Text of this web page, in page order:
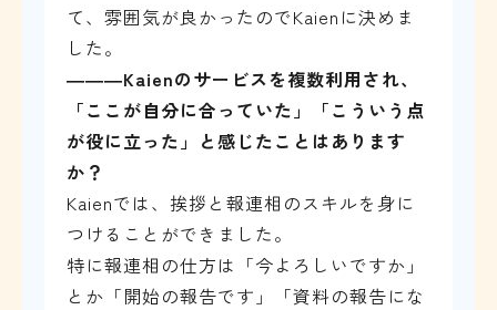
て、雰囲気が良かったのでKaienに決めま
した。
―――Kaienのサービスを複数利用され、
「ここが自分に合っていた」「こういう点
が役に立った」と感じたことはあります
か？
Kaienでは、挨拶と報連相のスキルを身に
つけることができました。
特に報連相の仕方は「今よろしいですか」
とか「開始の報告です」「資料の報告にな